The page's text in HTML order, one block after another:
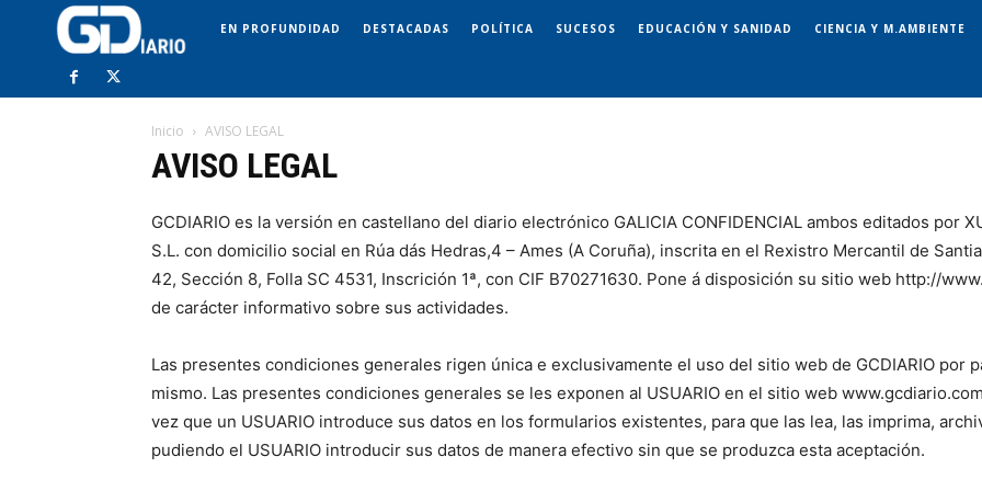
EN PROFUNDIDAD DESTACADAS POLÍTICA SUCESOS EDUCACIÓN Y SANIDAD CIENCIA Y M.AMBIENTE
Inicio AVISO LEGAL
AVISO LEGAL
GCDIARIO es la versión en castellano del diario electrónico GALICIA CONFIDENCIAL ambos editados por
S.L. con domicilio social en Rúa dás Hedras,4 – Ames (A Coruña), inscrita en el Rexistro Mercantil de
42, Sección 8, Folla SC 4531, Inscrición 1ª, con CIF B70271630. Pone á disposición su sitio web http://
de carácter informativo sobre sus actividades.
Las presentes condiciones generales rigen única e exclusivamente el uso del sitio web de GCDIARIO por
mismo. Las presentes condiciones generales se les exponen al USUARIO en el sitio web
vez que un USUARIO introduce sus datos en los formularios existentes, para que las lea, las imprima,
pudiendo el USUARIO introducir sus datos de manera efectivo sin que se produzca esta aceptación.